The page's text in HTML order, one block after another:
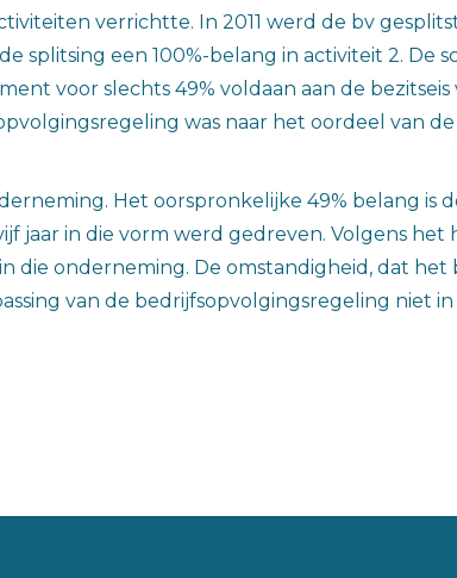
verrichtte. In 2011 werd de bv
splitsing een 100%-belang in activiteit 2. De
voor slechts 49% voldaan aan de bezitseis
was naar het oordeel van
Het oorspronkelijke 49% belang is
jaar in die vorm werd gedreven. Volgens het
die onderneming. De omstandigheid, dat het
van de bedrijfsopvolgingsregeling niet in